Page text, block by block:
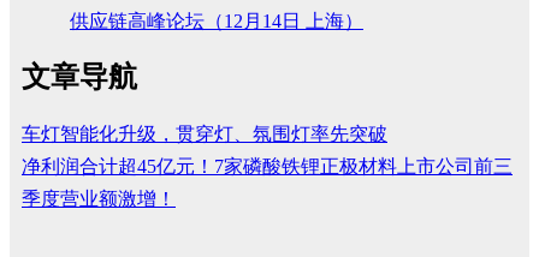
供应链高峰论坛（12月14日 上海）
文章导航
车灯智能化升级，贯穿灯、氛围灯率先突破
净利润合计超45亿元！7家磷酸铁锂正极材料上市公司前三
季度营业额激增！